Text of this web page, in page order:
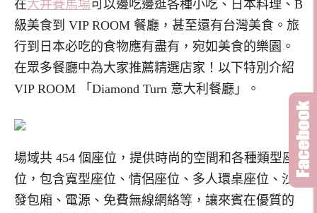
在大井賽馬場可以邊吃邊逛各種小吃、日本料理、B
級美食到 VIP ROOM 餐廳，甚至還有台灣美食。旅
行到日本必吃的食物應有盡有，宛如美食的樂園。
在眾多餐廳中為大家推薦精選店家！以下特別介紹
VIP ROOM 「Diamond Turn 意大利餐廳」。
場域共 454 個座位，提供時尚的空間和各種類型座
位，包含寬型座位、情侶座位、多人環桌座位、沙
發包廂、電源、免費無線網絡等，讓來賓在優質的